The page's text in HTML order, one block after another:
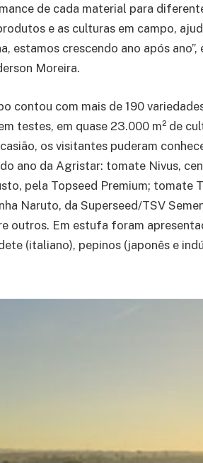
de cada material para
e as culturas em campo,
estamos crescendo ano após
Moreira.
contou com mais de 190
testes, em quase 23.000 m² de
os visitantes puderam
ano da Agristar: tomate Nivus,
pela Topseed Premium; tomate
Naruto, da Superseed/TSV
outros. Em estufa foram
(italiano), pepinos (japonês e